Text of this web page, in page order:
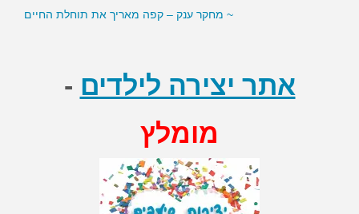
~ מחקר ענק – קפה מאריך את תוחלת החיים
אתר יצירה לילדים -
מומלץ